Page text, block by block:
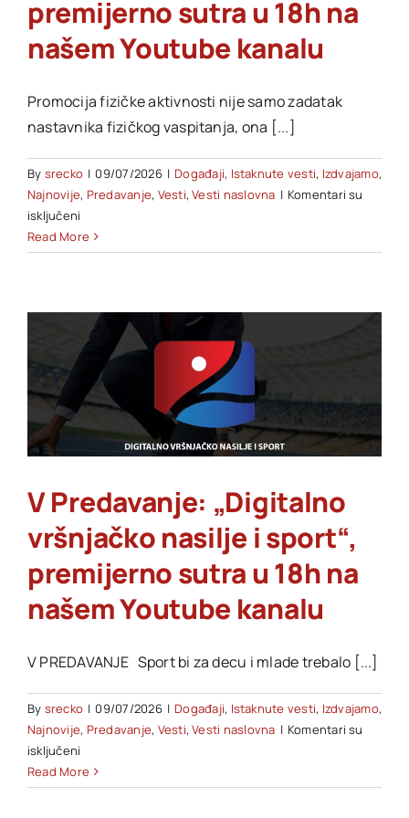
Akti SSAB
Kontakt
premijerno sutra u 18h na
našem Youtube kanalu
Promocija fizičke aktivnosti nije samo zadatak
nastavnika fizičkog vaspitanja, ona [...]
By srecko | 09/07/2026 | Događaji, Istaknute vesti, Izdvajamo,
Najnovije, Predavanje, Vesti,Vesti naslovna | Komentari su
isključeni
VI
Predavanje:
aktivnosti“,
premijerno
sutra
18h
na
Read More
V Predavanje: „Digitalno
vršnjačko nasilje i sport“,
premijerno sutra u 18h na
našem Youtube kanalu
V PREDAVANJE Sport bi za decu i mlade trebalo [...]
By srecko | 09/07/2026 | Događaji, Istaknute vesti, Izdvajamo,
Najnovije, Predavanje, Vesti,Vesti naslovna | Komentari su
isključeni
V
Predavanje:
Read More